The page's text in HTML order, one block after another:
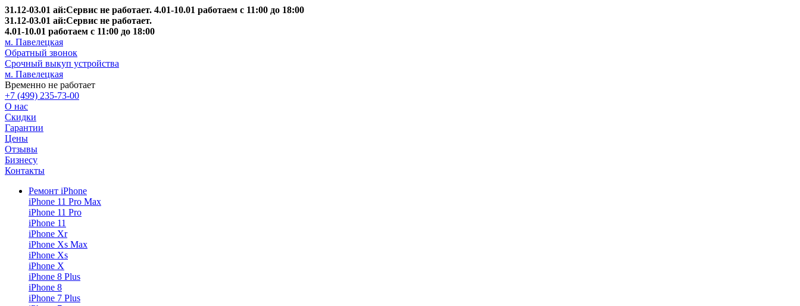
31.12-03.01 ай:Сервис не работает. 4.01-10.01 работаем с 11:00 до 18:00
31.12-03.01 ай:Сервис не работает.
4.01-10.01 работаем с 11:00 до 18:00
м. Павелецкая
Обратный звонок
Срочный выкуп устройства
м. Павелецкая
Временно не работает
+7 (499) 235-73-00
О нас
Скидки
Гарантии
Цены
Отзывы
Бизнесу
Контакты
Ремонт iPhone
iPhone 11 Pro Max
iPhone 11 Pro
iPhone 11
iPhone Xr
iPhone Xs Max
iPhone Xs
iPhone X
iPhone 8 Plus
iPhone 8
iPhone 7 Plus